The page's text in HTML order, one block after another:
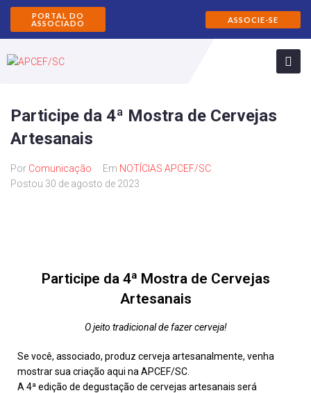
PORTAL DO
ASSOCIADO
ASSOCIE-SE
Participe da 4ª Mostra de Cervejas
Artesanais
Por Comunicação Em NOTÍCIAS APCEF/SC
Postou 30 de agosto de 2023
Participe da 4ª Mostra de Cervejas
Artesanais
O jeito tradicional de fazer cerveja!
Se você, associado, produz cerveja artesanalmente, venha
mostrar sua criação aqui na APCEF/SC.
A 4ª edição de degustação de cervejas artesanais será